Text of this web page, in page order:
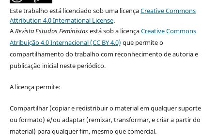
Este trabalho está licenciado sob uma licençaCreative Commons
Attribution 4.0 International License.
ARevista Estudos Feministasestá sob a licençaCreative Commons
Atribuição 4.0 Internacional (CC BY 4.0) que permite o
compartilhamento do trabalho com reconhecimento de autoria e
publicação inicial neste periódico.
A licença permite:
Compartilhar (copiar e redistribuir o material em qualquer suporte
ou formato) e/ou adaptar (remixar, transformar, e criar a partir do
material) para qualquer fim, mesmo que comercial.